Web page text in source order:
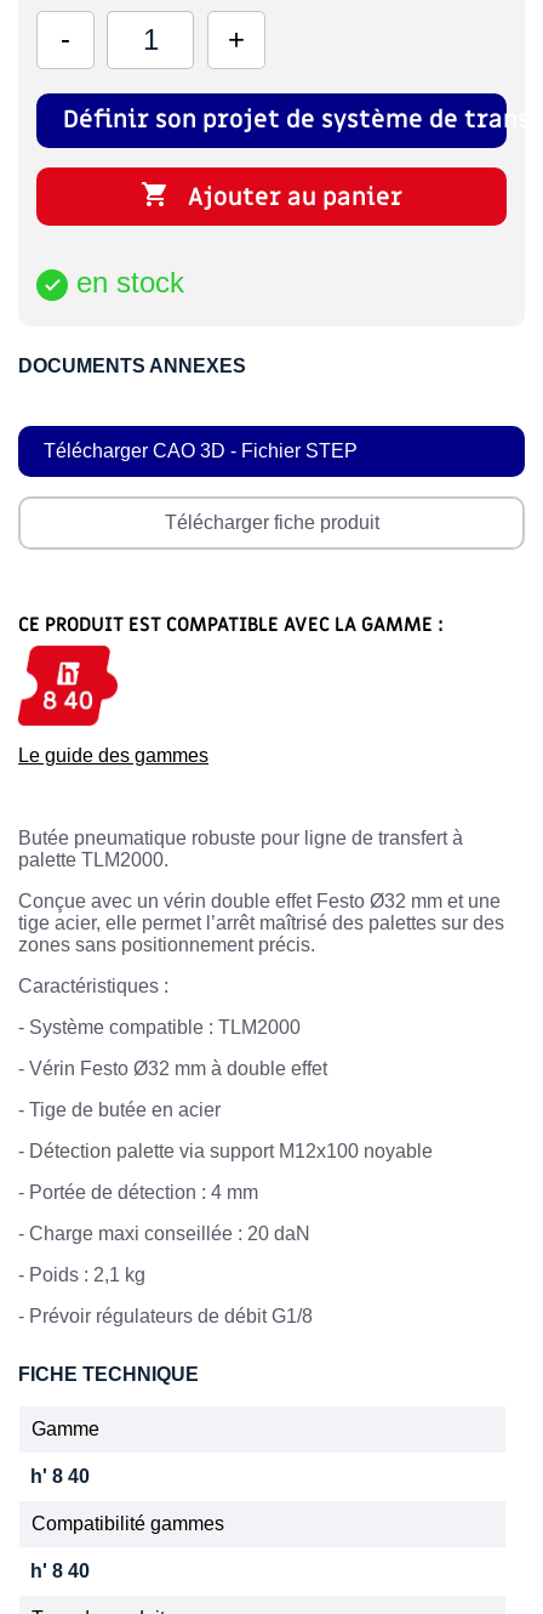
Définir son projet de système de
 Ajouter au panier
 en stock
DOCUMENTS ANNEXES
Télécharger CAO 3D - Fichier STEP
Télécharger fiche produit
CE PRODUIT EST COMPATIBLE AVEC LA GAMME :
Le guide des gammes
Butée pneumatique robuste pour ligne de transfert à
palette TLM2000.
Conçue avec un vérin double effet Festo Ø32 mm et une
tige acier, elle permet l’arrêt maîtrisé des palettes sur des
zones sans positionnement précis.
Caractéristiques :
- Système compatible : TLM2000
- Vérin Festo Ø32 mm à double effet
- Tige de butée en acier
- Détection palette via support M12x100 noyable
- Portée de détection : 4 mm
- Charge maxi conseillée : 20 daN
- Poids : 2,1 kg
- Prévoir régulateurs de débit G1/8
FICHE TECHNIQUE
Gamme
h' 8 40
Compatibilité gammes
h' 8 40